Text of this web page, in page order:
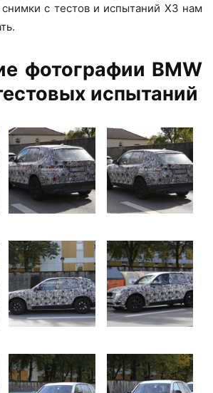
с тестов и испытаний Х3 нам
фотографии BMW
испытаний